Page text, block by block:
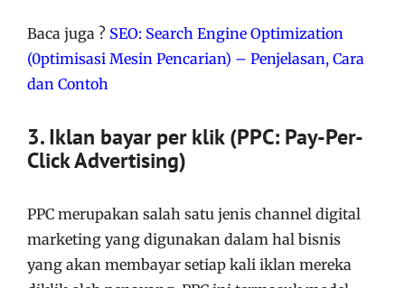
Baca juga ? SEO: Search Engine Optimization
(0ptimisasi Mesin Pencarian) – Penjelasan, Cara
dan Contoh
3. Iklan bayar per klik (PPC: Pay-Per-
Click Advertising)
PPC merupakan salah satu jenis channel digital
marketing yang digunakan dalam hal bisnis
yang akan membayar setiap kali iklan mereka